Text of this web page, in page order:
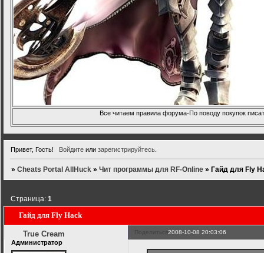
Все читаем правила форума-По поводу покупок
Привет, Гость! Войдитеили зарегистрируйтесь.
»Cheats Portal AllHuck »Чит программы для RF-Online » Гайд для Fly
Гайд для Fly Hack
Страница:1
Поделиться2008-10-08 20:03:06
True Cream
Администратор